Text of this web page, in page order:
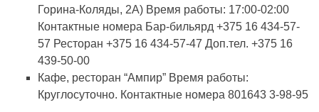
Горина-Коляды, 2А) Время работы: 17:00-02:00
Контактные номера Бар-бильярд +375 16 434-57-
57 Ресторан +375 16 434-57-47 Доп.тел. +375 16
439-50-00
Кафе, ресторан “Ампир” Время работы:
Круглосуточно. Контактные номера 801643 3-98-95